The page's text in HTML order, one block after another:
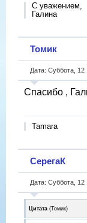
С уважением,
Галина
Томик
Дата: Суббота,
Спасибо ,
Tamara
СерегаК
Дата: Суббота,
Цитата (Томик)